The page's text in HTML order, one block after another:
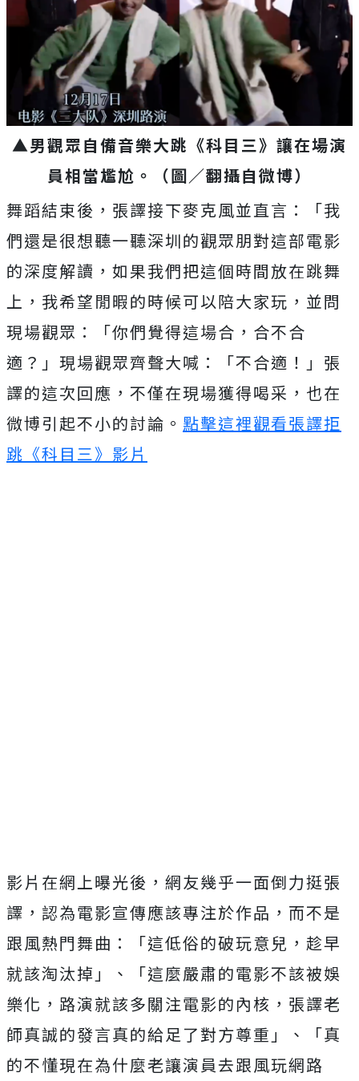
▲男觀眾自備音樂大跳《科目三》讓在場演
員相當尷尬。（圖／翻攝自微博）
舞蹈結束後，張譯接下麥克風並直言：「我
們還是很想聽一聽深圳的觀眾朋對這部電影
的深度解讀，如果我們把這個時間放在跳舞
上，我希望閒暇的時候可以陪大家玩，並問
現場觀眾：「你們覺得這場合，合不合
適？」現場觀眾齊聲大喊：
「不合適！」張
譯的這次回應，不僅在現場獲得喝采，也在
微博引起不小的討論。 點擊這裡觀看張譯拒
跳《科目三》影片
影片在網上曝光後，網友幾乎一面倒力挺張
譯，認為電影宣傳應該專注於作品，而不是
跟風熱門舞曲：「這低俗的破玩意兒，趁早
就該淘汰掉」
、「這麼嚴肅的電影不該被娛
樂化，路演就該多關注電影的內核，張譯老
師真誠的發言真的給足了對方尊重」、
「真
的不懂現在為什麼老讓演員去跟風玩網路